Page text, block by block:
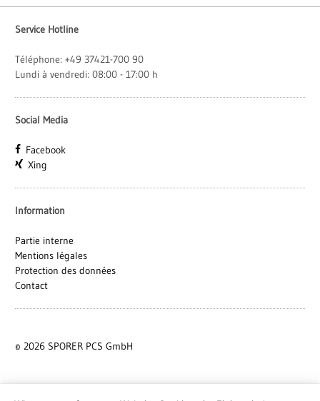
Service Hotline
Téléphone: +49 37421-700 90
Lundi à vendredi: 08:00 - 17:00 h
Social Media
Facebook
Xing
Information
Partie interne
Mentions légales
Protection des données
Contact
© 2026 SPORER PCS GmbH